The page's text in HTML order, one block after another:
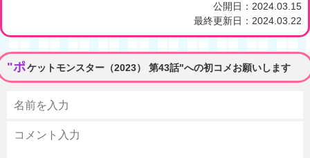
公開日： 2024.03.15
最終更新日： 2024.03.22
"ポケットモンスター（2023） 第43話"への初コメお願いします